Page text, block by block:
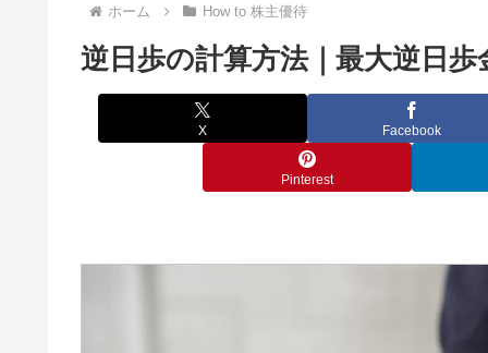
ホーム How to 株主優待
逆日歩の計算方法｜最大逆日
X Facebook
Pinterest